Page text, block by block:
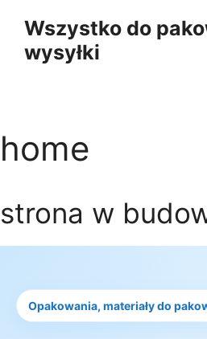
treści
Wszystko do
wysyłki
home
strona w
Opakowania, materiały do